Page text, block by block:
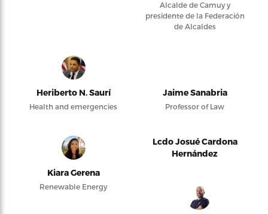
Alcalde de Camuy y
presidente de la Federación
de Alcaldes
Heriberto N. Saurí
Health and emergencies
Jaime Sanabria
Professor of Law
Kiara Gerena
Renewable Energy
Lcdo Josué Cardona
Hernández